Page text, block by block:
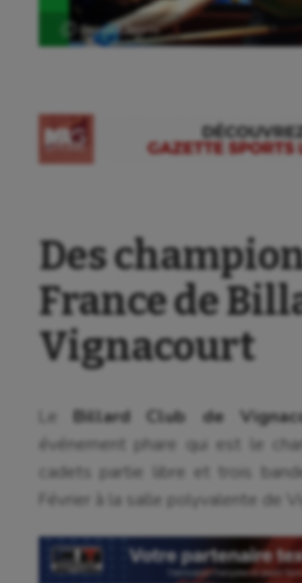
Athlétisme
Aviron
Balle à la main
Ⓒ Gazette Sports
Des
France de
Vignacourt
LeBillard Club de
événement phare qui est le
cadets partie libre et trois
Février à la salle polyvalente de